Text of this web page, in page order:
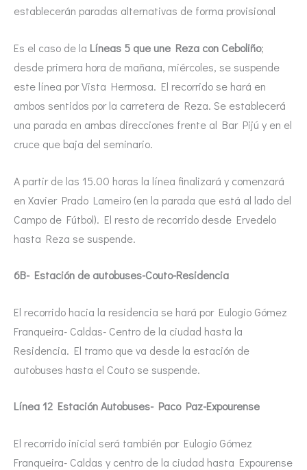
establecerán paradas alternativas de forma provisional
Es el caso de la Líneas 5 que une Reza con Ceboliño;
desde primera hora de mañana, miércoles, se suspende
este línea por Vista Hermosa. El recorrido se hará en
ambos sentidos por la carretera de Reza. Se establecerá
una parada en ambas direcciones frente al Bar Pijú y en el
cruce que baja del seminario.
A partir de las 15.00 horas la línea finalizará y comenzará
en Xavier Prado Lameiro (en la parada que está al lado del
Campo de Fútbol). El resto de recorrido desde Ervedelo
hasta Reza se suspende.
6B- Estación de autobuses-Couto-Residencia
El recorrido hacia la residencia se hará por Eulogio Gómez
Franqueira- Caldas- Centro de la ciudad hasta la
Residencia. El tramo que va desde la estación de
autobuses hasta el Couto se suspende.
Línea 12 Estación Autobuses- Paco Paz-Expourense
El recorrido inicial será también por Eulogio Gómez
Franqueira- Caldas y centro de la ciudad hasta Expourense